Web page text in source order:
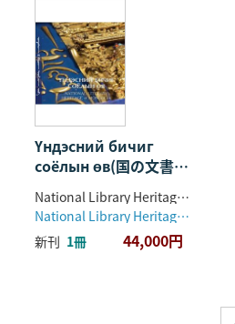
Үндэсний бичиг
соёлын өв(国の文書と
文化遺産)
National Library Heritage of Mongolia
National Library Heritage of Mongolia
新刊 1冊 44,000円